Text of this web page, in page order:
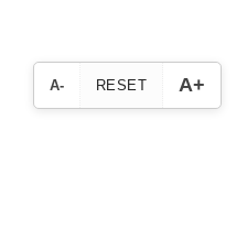
A- RESET A+